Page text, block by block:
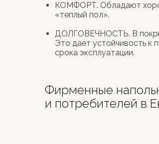
КОМФОРТ. Обладают
«теплый пол».
ДОЛГОВЕЧНОСТЬ. В
Это дает устойчивость к
срока эксплуатации.
Фирменные
и потребителей в